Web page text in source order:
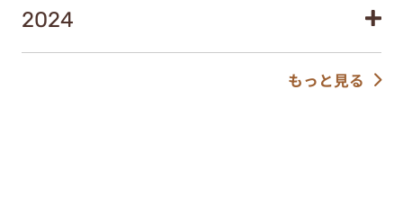
2024
もっと見る